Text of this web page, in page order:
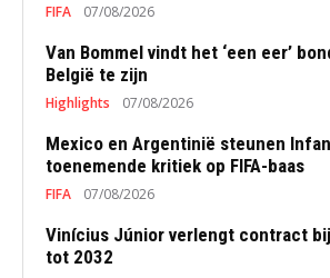
FIFA 07/08/2026
Van Bommel vindt het ‘een eer’
België te zijn
Highlights 07/08/2026
Mexico en Argentinië steunen
toenemende kritiek op FIFA-baas
FIFA 07/08/2026
Vinícius Júnior verlengt contract
tot 2032